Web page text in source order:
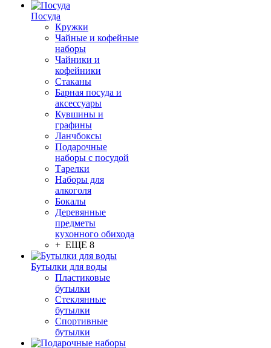
Посуда
Кружки
Чайные и кофейные
наборы
Чайники и
кофейники
Стаканы
Барная посуда и
аксессуары
Кувшины и
графины
Ланчбоксы
Подарочные
наборы с посудой
Тарелки
Наборы для
алкоголя
Бокалы
Деревянные
предметы
кухонного обихода
+ ЕЩЕ 8
Бутылки для воды
Пластиковые
бутылки
Стеклянные
бутылки
Спортивные
бутылки